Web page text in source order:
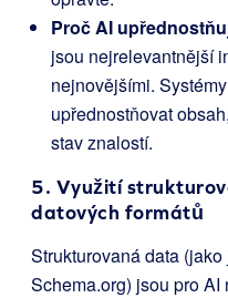
Proč AI
jsou nejrelevantnější
nejnovějšími.
upřednostňovat
stav znalostí.
5. Využití
datových formátů
Strukturovaná data
Schema.org) jsou pro